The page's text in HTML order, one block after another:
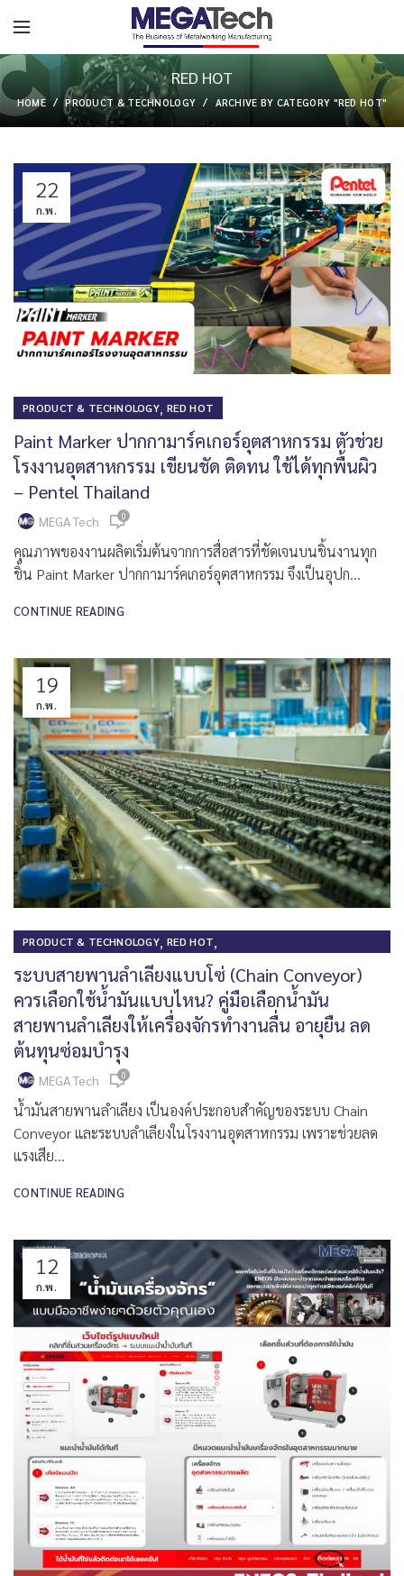
RED HOT
HOME PRODUCT & TECHNOLOGY ARCHIVE BY CATEGORY "RED HOT"
22
ก.พ.
PRODUCT & TECHNOLOGY, RED HOT
Paint Marker ปากกามาร์คเกอร์อุตสาหกรรม ตัวช่วย
โรงงานอุตสาหกรรม เขียนชัด ติดทน ใช้ได้ทุกพื้นผิว
– Pentel Thailand
MEGA Tech 0
คุณภาพของงานผลิตเริ่มต้นจากการสื่อสารที่ชัดเจนบนชิ้นงานทุก
ชิ้น Paint Marker ปากกามาร์คเกอร์อุตสาหกรรม จึงเป็นอุปก...
CONTINUE READING
19
ก.พ.
PRODUCT & TECHNOLOGY, RED HOT,
SAVING & CONSERVATION ENERGY
ระบบสายพานลำเลียงแบบโซ่ (Chain Conveyor)
ควรเลือกใช้น้ำมันแบบไหน? คู่มือเลือกน้ำมัน
สายพานลำเลียงให้เครื่องจักรทำงานลื่น อายุยืน ลด
ต้นทุนซ่อมบำรุง
MEGA Tech 0
น้ำมันสายพานลำเลียง เป็นองค์ประกอบสำคัญของระบบ Chain
Conveyor และระบบลำเลียงในโรงงานอุตสาหกรรม เพราะช่วยลด
แรงเสีย...
CONTINUE READING
12
ก.พ.